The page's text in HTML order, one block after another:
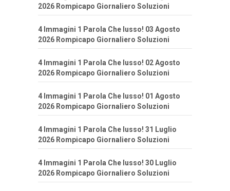
2026 Rompicapo Giornaliero Soluzioni
4 Immagini 1 Parola Che lusso! 03 Agosto
2026 Rompicapo Giornaliero Soluzioni
4 Immagini 1 Parola Che lusso! 02 Agosto
2026 Rompicapo Giornaliero Soluzioni
4 Immagini 1 Parola Che lusso! 01 Agosto
2026 Rompicapo Giornaliero Soluzioni
4 Immagini 1 Parola Che lusso! 31 Luglio
2026 Rompicapo Giornaliero Soluzioni
4 Immagini 1 Parola Che lusso! 30 Luglio
2026 Rompicapo Giornaliero Soluzioni